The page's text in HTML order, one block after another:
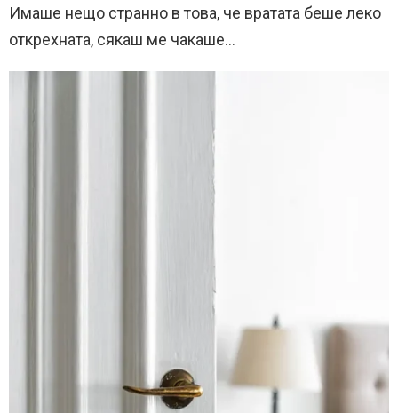
Имаше нещо странно в това, че вратата беше леко
открехната, сякаш ме чакаше…